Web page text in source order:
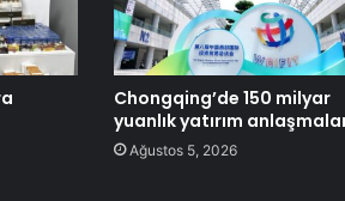
Chongqing’de 150 milyar
yuanlık yatırım
Ağustos 5, 2026